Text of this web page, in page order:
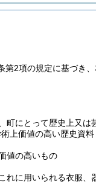
第2項の規定に基づき
町にとって歴史上又は
上価値の高い歴史資料
値の高いもの
に用いられる衣服